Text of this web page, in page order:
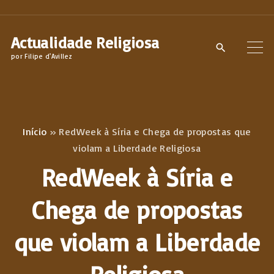
Actualidade Religiosa
por Filipe d'Avillez
Início » RedWeek à Síria e Chega de propostas que
violam a Liberdade Religiosa
RedWeek à Síria e
Chega de propostas
que violam a Liberdade